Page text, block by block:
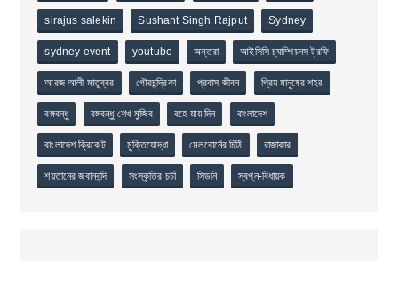
sirajus salekin Sushant Singh Rajput Sydney
sydney event youtube অন্তরা আইসিসি চ্যাম্পিয়নস ট্রফি
আরজ আলী মাতুব্বর গৌরচন্দ্রিকা প্রবাস জীবন প্রিয় মানুষের শহর
বঙ্গবন্ধু বঙ্গবন্ধু শেখ মুজিব বহে যায় দিন বাংলাদেশ
বাংলাদেশ ক্রিকেট মুক্তিযোদ্ধা মেলবোর্নের চিঠি রাজাকার
শয়তানের জবানবন্দি সংস্কৃতির চর্চা সিডনি স্বপ্ন-বিধায়ক